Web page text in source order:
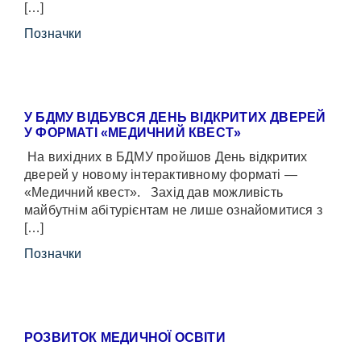
[…]
Позначки
У БДМУ ВІДБУВСЯ ДЕНЬ ВІДКРИТИХ ДВЕРЕЙ
У ФОРМАТІ «МЕДИЧНИЙ КВЕСТ»
На вихідних в БДМУ пройшов День відкритих
дверей у новому інтерактивному форматі —
«Медичний квест». Захід дав можливість
майбутнім абітурієнтам не лише ознайомитися з
[…]
Позначки
РОЗВИТОК МЕДИЧНОЇ ОСВІТИ